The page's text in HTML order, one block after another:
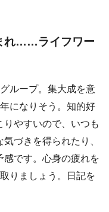
れ……ライフワー
ループ。集大成を意
になりそう。知的好
やすいので、いつも
づきを得られたり、
感です。心身の疲れを
りましょう。日記を